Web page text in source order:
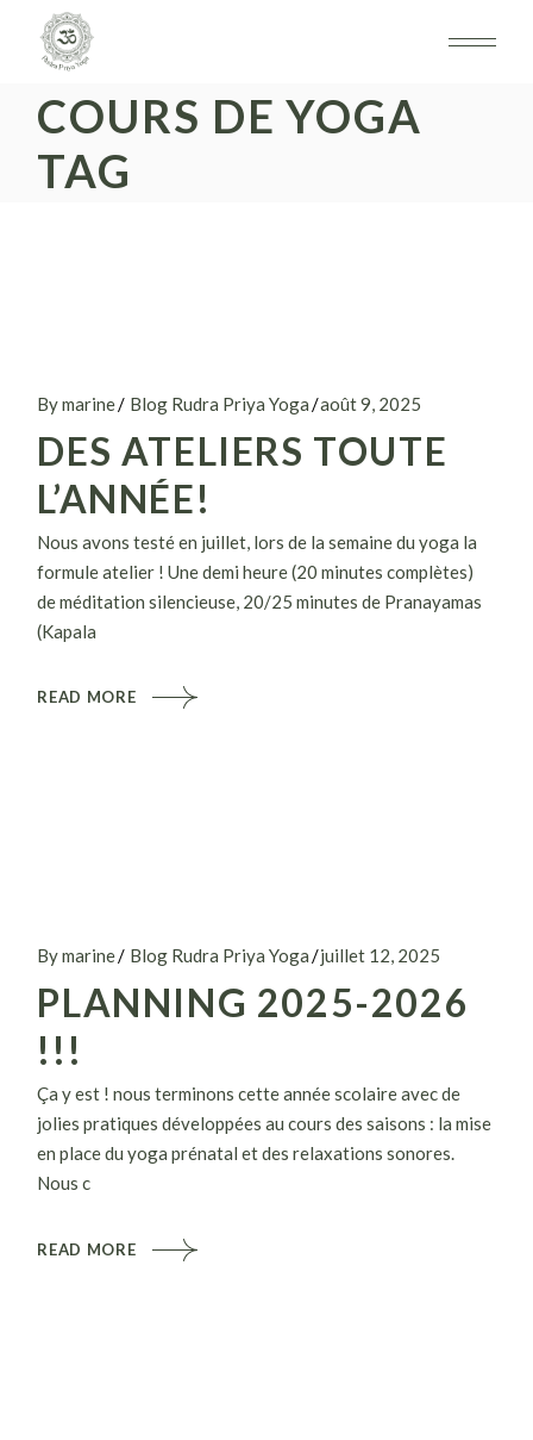
content
COURS DE YOGA
TAG
By marine Blog Rudra Priya Yoga août 9, 2025
DES ATELIERS TOUTE
L’ANNÉE!
Nous avons testé en juillet, lors de la semaine du yoga la
formule atelier ! Une demi heure (20 minutes complètes)
de méditation silencieuse, 20/25 minutes de Pranayamas
(Kapala
READ MORE
By marine Blog Rudra Priya Yoga juillet 12, 2025
PLANNING 2025-2026
!!!
Ça y est ! nous terminons cette année scolaire avec de
jolies pratiques développées au cours des saisons : la mise
en place du yoga prénatal et des relaxations sonores.
Nous c
READ MORE